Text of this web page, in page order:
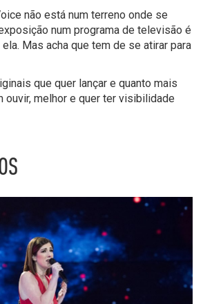
não está num terreno onde se
num programa de televisão é
Mas acha que tem de se atirar para
que quer lançar e quanto mais
ouvir, melhor e quer ter visibilidade